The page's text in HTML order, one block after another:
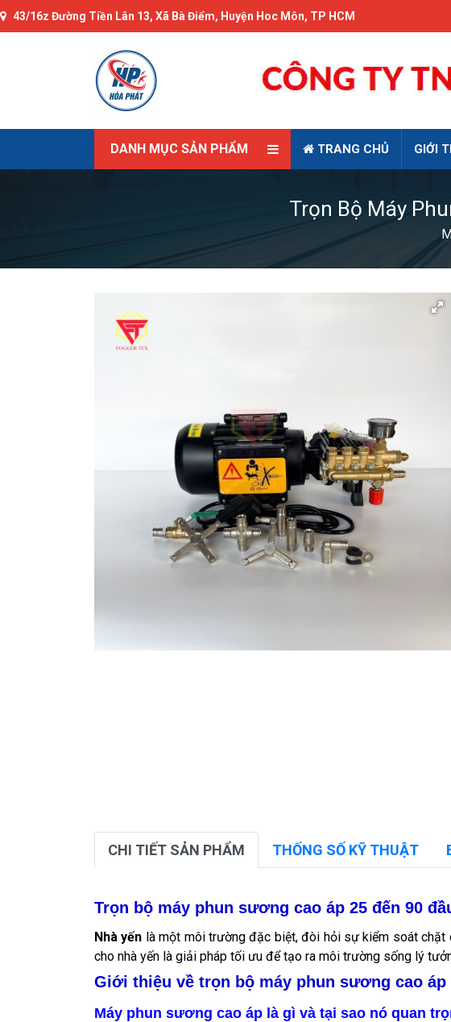
43/16z Đường Tiền Lân 13, Xã Bà Điểm, Huyện Hoc Môn, TP HCM
DANH MỤC SẢN PHẨM TRANG CHỦ GIỚI
Trọn Bộ Máy
CHI TIẾT SẢN PHẨM THỐNG SỐ KỸ THUẬT
Trọn bộ máy phun sương cao áp 25 đến 90
Nhà yến là một môi trường đặc biệt, đòi hỏi sự kiểm soát chặt
cho nhà yến là giải pháp tối ưu để tạo ra môi trường sống lý
Giới thiệu về trọn bộ máy phun sương cao áp
Máy phun sương cao áp là gì và tại sao nó quan